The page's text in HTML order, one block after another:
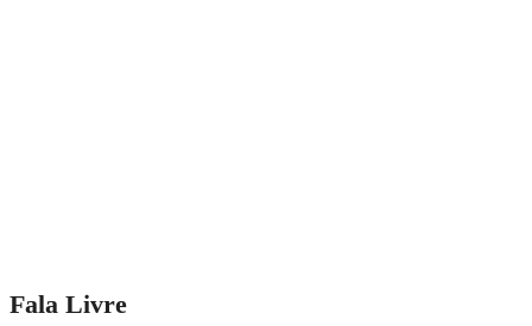
Fala Livre